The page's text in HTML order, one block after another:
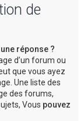
de
réponse ?
d’un forum ou
que vous ayez
Une liste des
des forums,
Vous pouvez